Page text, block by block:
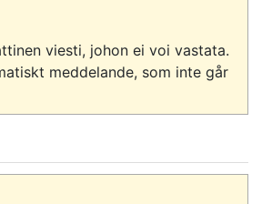
viesti, johon ei voi vastata.
meddelande, som inte går